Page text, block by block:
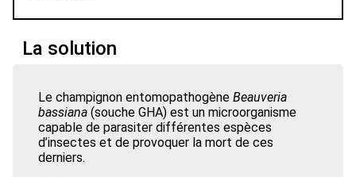
La solution
Le champignon entomopathogène Beauveria
bassiana (souche GHA) est un microorganisme
capable de parasiter différentes espèces
d’insectes et de provoquer la mort de ces
derniers.